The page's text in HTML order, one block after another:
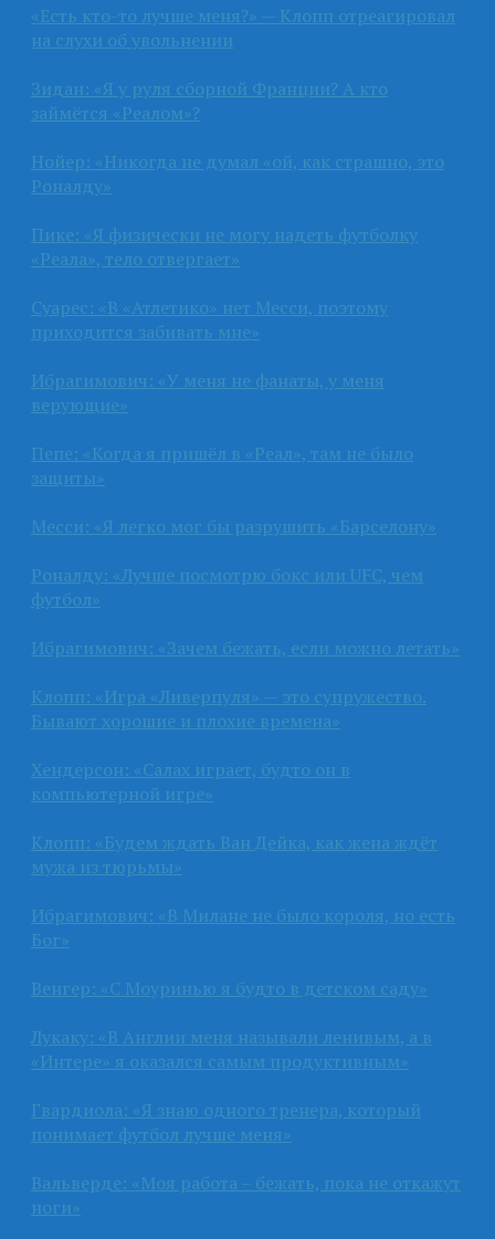
«Есть кто-то лучше меня?» — Клопп отреагировал
на слухи об увольнении
Зидан: «Я у руля сборной Франции? А кто
займётся «Реалом»?
Нойер: «Никогда не думал «ой, как страшно, это
Роналду»
Пике: «Я физически не могу надеть футболку
«Реала», тело отвергает»
Суарес: «В «Атлетико» нет Месси, поэтому
приходится забивать мне»
Ибрагимович: «У меня не фанаты, у меня
верующие»
Пепе: «Когда я пришёл в «Реал», там не было
защиты»
Месси: «Я легко мог бы разрушить «Барселону»
Роналду: «Лучше посмотрю бокс или UFC, чем
футбол»
Ибрагимович: «Зачем бежать, если можно летать»
Клопп: «Игра «Ливерпуля» — это супружество.
Бывают хорошие и плохие времена»
Хендерсон: «Салах играет, будто он в
компьютерной игре»
Клопп: «Будем ждать Ван Дейка, как жена ждёт
мужа из тюрьмы»
Ибрагимович: «В Милане не было короля, но есть
Бог»
Венгер: «С Моуринью я будто в детском саду»
Лукаку: «В Англии меня называли ленивым, а в
«Интере» я оказался самым продуктивным»
Гвардиола: «Я знаю одного тренера, который
понимает футбол лучше меня»
Вальверде: «Моя работа – бежать, пока не откажут
ноги»